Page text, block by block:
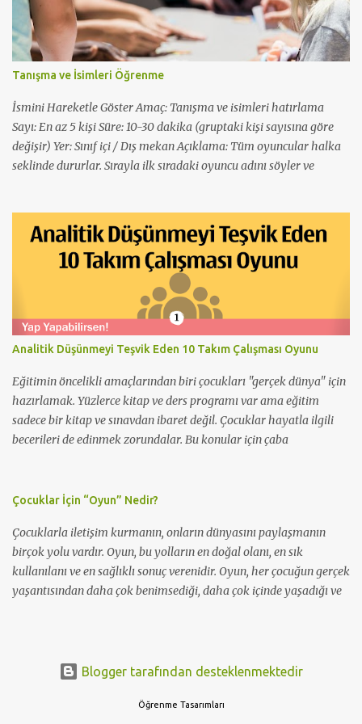
Tanışma ve İsimleri Öğrenme
İsmini Hareketle Göster Amaç: Tanışma ve isimleri hatırlama
Sayı: En az 5 kişi Süre: 10-30 dakika (gruptaki kişi sayısına göre
değişir) Yer: Sınıf içi / Dış mekan Açıklama: Tüm oyuncular halka
seklinde dururlar. Sırayla ilk sıradaki oyuncu adını söyler ve
Ardın ikinci sıradaki oyuncu adını söyler ve ardından bir hareket,
şekil ya da mimik yapar. Yine daha sonra Ardından tüm
oyuncularla o kişinin ismi yüksek sesle söylenir ve hareketi
yapılır. Oyuncuların hepsi isimlerini ve hareketlerini bitirdikten
sonra sırayla herkesin adı söylenir ve hareketi yapılır. Öneri: Bu
oyun “isim ve hareket” dışında; “isim ve hayvan sesi”, “isim ve
meyve” gibi farklı şekillerde de oynanabilir. Üç Parmak Amaç:
Tanışmak ve ısınma Sayı: En az 10 kişi Süre: 10 dakika Yer: Sınıf içi
/ Dış mekan Açıklama: Tüm oyuncular üç parmaklarını havaya
kaldırırlar. İşa...
Analitik Düşünmeyi Teşvik Eden 10 Takım Çalışması Oyunu
Eğitimin öncelikli amaçlarından biri çocukları "gerçek dünya" için
hazırlamak. Yüzlerce kitap ve ders programı var ama eğitim
sadece bir kitap ve sınavdan ibaret değil. Çocuklar hayatla ilgili
becerileri de edinmek zorundalar. Bu konular için çaba
işbirliğine ve iletişim kurmaya teşvik edebilir, eğlenceli ama bir o
Çocuklar İçin “Oyun” Nedir?
Çocuklarla iletişim kurmanın, onların dünyasını paylaşmanın
birçok yolu vardır. Oyun, bu yolların en doğal olanı, en sık
kullanılanı ve en sağlıklı sonuç verenidir. Oyun, her çocuğun gerçek
yaşantısından daha çok benimsediği, daha çok içinde yaşadığı ve
şekillerde tanımlamışlardır. Piaget ; oyun, dış dünyadan alınan
Çocuğu zihinsel gelişimini destekler ve insan davranışlarında
Blogger tarafından desteklenmektedir
Öğrenme Tasarımları